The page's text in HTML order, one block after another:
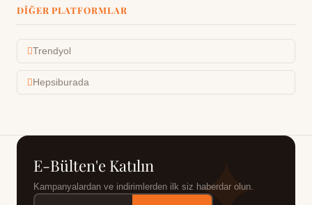
DIĞER PLATFORMLAR
Trendyol
Hepsiburada
E-Bülten'e Katılın
Kampanyalardan ve indirimlerden ilk siz haberdar olun.